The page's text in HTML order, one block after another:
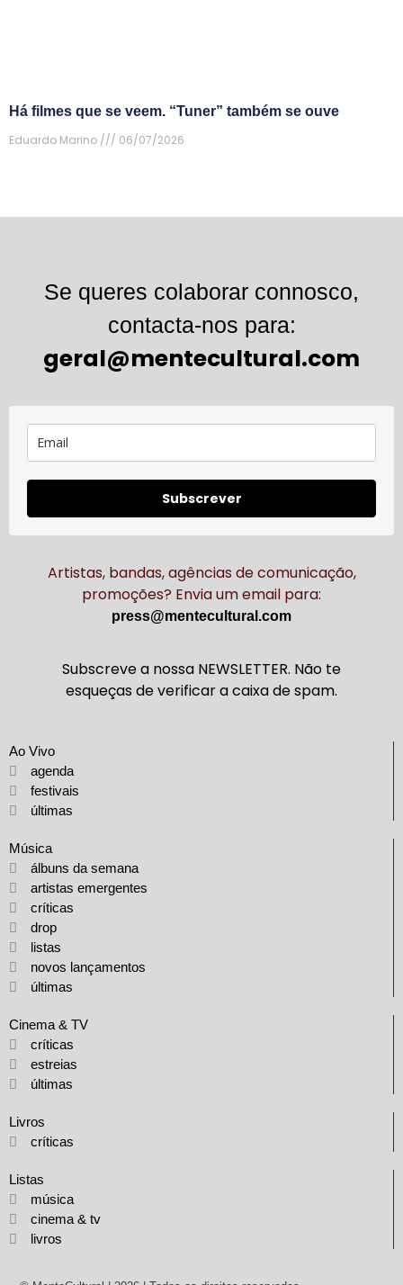
Há filmes que se veem. “Tuner” também se ouve
Eduardo Marino
06/07/2026
Se queres colaborar connosco,
contacta-nos para:
geral@mentecultural.com
Subscrever
Artistas, bandas, agências de comunicação,
promoções? Envia um email para:
press@mentecultural.com
Subscreve a nossa NEWSLETTER. Não te
esqueças de verificar a caixa de spam.
Ao Vivo
agenda
festivais
últimas
Música
álbuns da semana
artistas emergentes
críticas
drop
listas
novos lançamentos
últimas
Cinema & TV
críticas
estreias
últimas
Livros
críticas
Listas
música
cinema & tv
livros